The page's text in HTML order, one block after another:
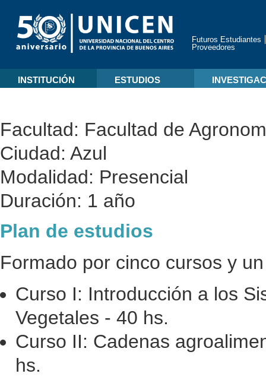
Futuros Estudiantes
Proveedores
INSTITUCIÓN ESTUDIOS
Facultad: Facultad de
Ciudad: Azul
Modalidad: Presencial
Duración: 1 año
Plan de estudios
Formado por cinco cursos y
Curso I: Introducción a los
Vegetales - 40 hs.
Curso II: Cadenas
hs.